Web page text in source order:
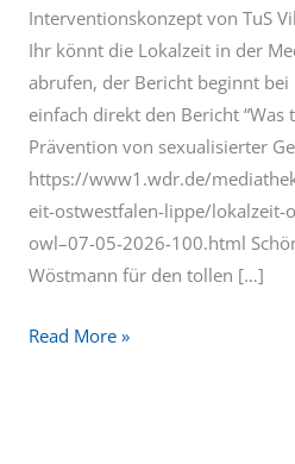
Interventionskonzept von TuS
Ihr könnt die Lokalzeit in der
abrufen, der Bericht beginnt
einfach direkt den Bericht
Prävention von sexualisierter
https://www1.wdr.de/
eit-ostwestfalen-lippe/lokalzeit-
owl–07-05-2026-100.html
Wöstmann für den tollen […]
Read More »